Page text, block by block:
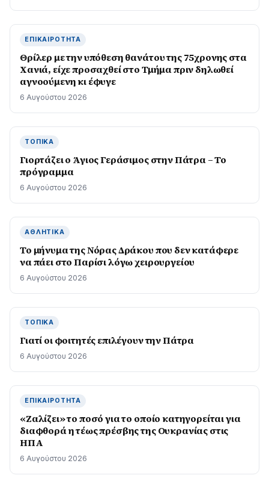
ΕΠΙΚΑΙΡΌΤΗΤΑ
Θρίλερ με την υπόθεση θανάτου της 75χρονης στα
Χανιά, είχε προσαχθεί στο Τμήμα πριν δηλωθεί
αγνοούμενη κι έφυγε
6 Αυγούστου 2026
ΤΟΠΙΚΆ
Γιορτάζει ο Άγιος Γεράσιμος στην Πάτρα – Το
πρόγραμμα
6 Αυγούστου 2026
ΑΘΛΗΤΙΚΆ
Το μήνυμα της Νόρας Δράκου που δεν κατάφερε
να πάει στο Παρίσι λόγω χειρουργείου
6 Αυγούστου 2026
ΤΟΠΙΚΆ
Γιατί οι φοιτητές επιλέγουν την Πάτρα
6 Αυγούστου 2026
ΕΠΙΚΑΙΡΌΤΗΤΑ
«Ζαλίζει» το ποσό για το οποίο κατηγορείται για
διαφθορά η τέως πρέσβης της Ουκρανίας στις
ΗΠΑ
6 Αυγούστου 2026